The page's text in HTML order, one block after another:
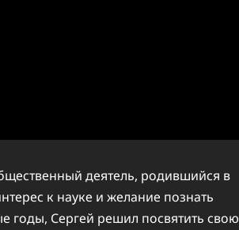
деятель, родившийся в
к науке и желание познать
годы, Сергей решил посвятить свою